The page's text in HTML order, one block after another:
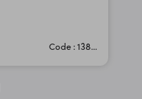
Code : 13890